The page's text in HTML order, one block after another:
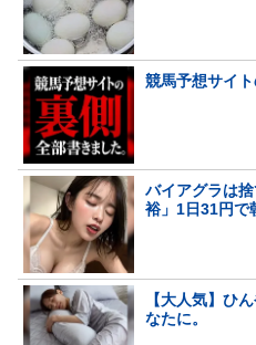
競馬予想サイト
バイアグラは
裕」1日31円で
【大人気】ひ
なたに。